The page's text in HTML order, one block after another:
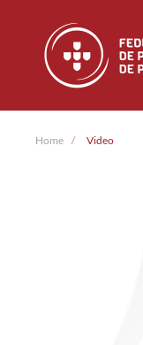
Skip to main
Home Video